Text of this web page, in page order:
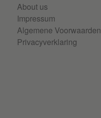
About us
Impressum
Algemene Voorwaarden
Privacyverklaring